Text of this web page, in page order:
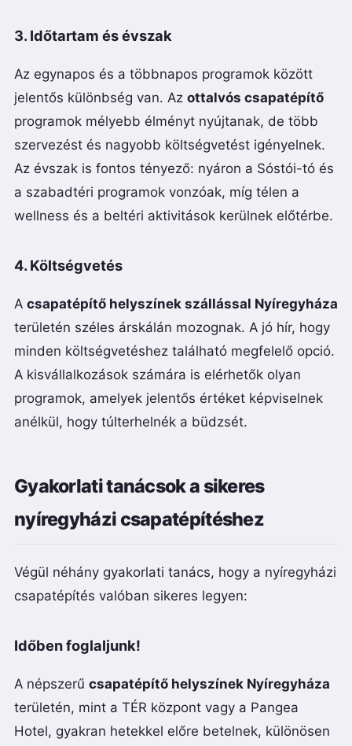
3. Időtartam és évszak
Az egynapos és a többnapos programok között
jelentős különbség van. Az ottalvós csapatépítő
programok mélyebb élményt nyújtanak, de több
szervezést és nagyobb költségvetést igényelnek.
Az évszak is fontos tényező: nyáron a Sóstói-tó és
a szabadtéri programok vonzóak, míg télen a
wellness és a beltéri aktivitások kerülnek előtérbe.
4. Költségvetés
A csapatépítő helyszínek szállással Nyíregyháza
területén széles árskálán mozognak. A jó hír, hogy
minden költségvetéshez található megfelelő opció.
A kisvállalkozások számára is elérhetők olyan
programok, amelyek jelentős értéket képviselnek
anélkül, hogy túlterhelnék a büdzsét.
Gyakorlati tanácsok a sikeres
nyíregyházi csapatépítéshez
Végül néhány gyakorlati tanács, hogy a nyíregyházi
csapatépítés valóban sikeres legyen:
Időben foglaljunk!
A népszerű csapatépítő helyszínek Nyíregyháza
területén, mint a TÉR központ vagy a Pangea
Hotel, gyakran hetekkel előre betelnek, különösen